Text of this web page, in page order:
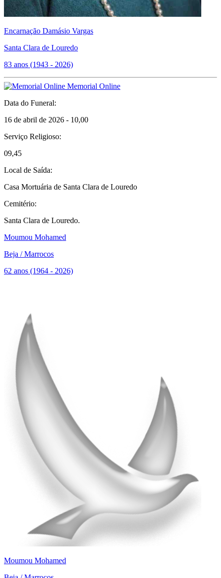
Encarnação Damásio Vargas
Santa Clara de Louredo
83 anos (1943 - 2026)
Memorial Online
Data do Funeral:
16 de abril de 2026 - 10,00
Serviço Religioso:
09,45
Local de Saída:
Casa Mortuária de Santa Clara de Louredo
Cemitério:
Santa Clara de Louredo.
Moumou Mohamed
Beja / Marrocos
62 anos (1964 - 2026)
Moumou Mohamed